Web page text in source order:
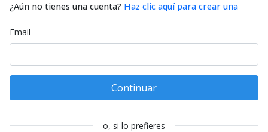
¿Aún no tienes una cuenta? Haz clic aquí para crear una
Email
Continuar
o, si lo prefieres